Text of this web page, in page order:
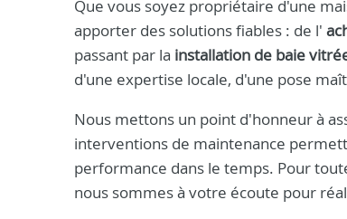
Que vous soyez propriétaire d'une
apporter des solutions fiables : de l'
passant par la installation de baie
d'une expertise locale, d'une pose
Nous mettons un point d'honneur à
interventions de maintenance
performance dans le temps. Pour
nous sommes à votre écoute pour